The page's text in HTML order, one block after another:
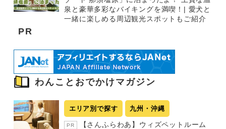
泉と豪華多彩なバイキングを満喫！| 愛犬と
一緒に楽しめる周辺観光スポットもご紹介
PR
わんことおでかけマガジン
エリア別で探す 九州・沖縄
PR
【さんふらわあ】ウィズペットルーム